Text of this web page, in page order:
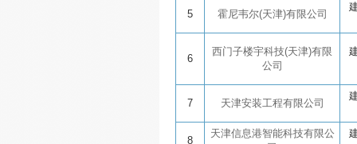
5 霍尼韦尔(天津)有限公司
6
西门子楼宇科技(天津)有限
公司
7 天津安装工程有限公司
8
天津信息港智能科技有限公